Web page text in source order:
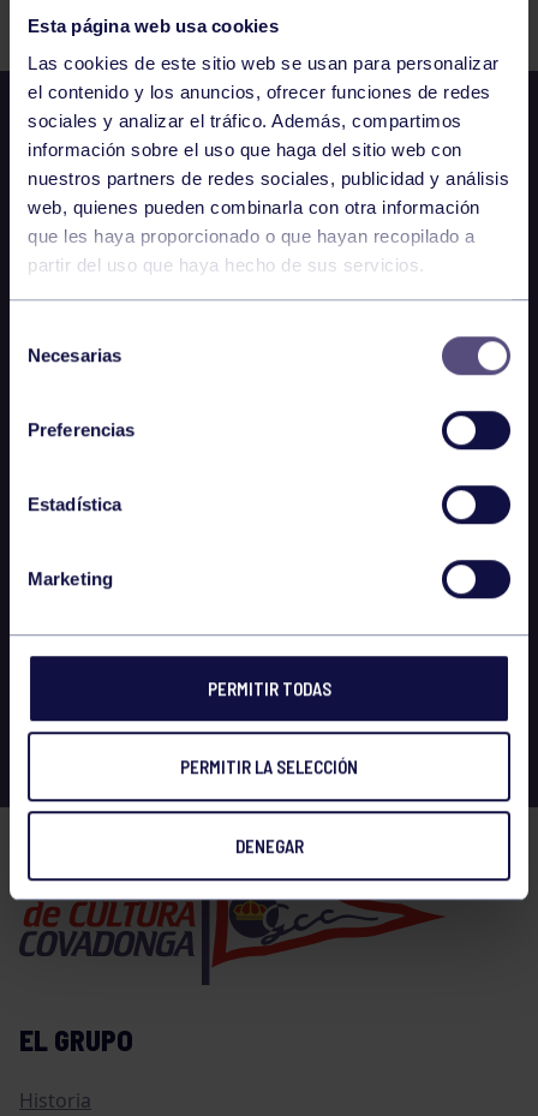
Esta página web usa cookies
Las cookies de este sitio web se usan para personalizar
el contenido y los anuncios, ofrecer funciones de redes
sociales y analizar el tráfico. Además, compartimos
información sobre el uso que haga del sitio web con
nuestros partners de redes sociales, publicidad y análisis
web, quienes pueden combinarla con otra información
que les haya proporcionado o que hayan recopilado a
partir del uso que haya hecho de sus servicios.
Necesarias
Preferencias
Estadística
Marketing
PERMITIR TODAS
PERMITIR LA SELECCIÓN
DENEGAR
EL GRUPO
Historia